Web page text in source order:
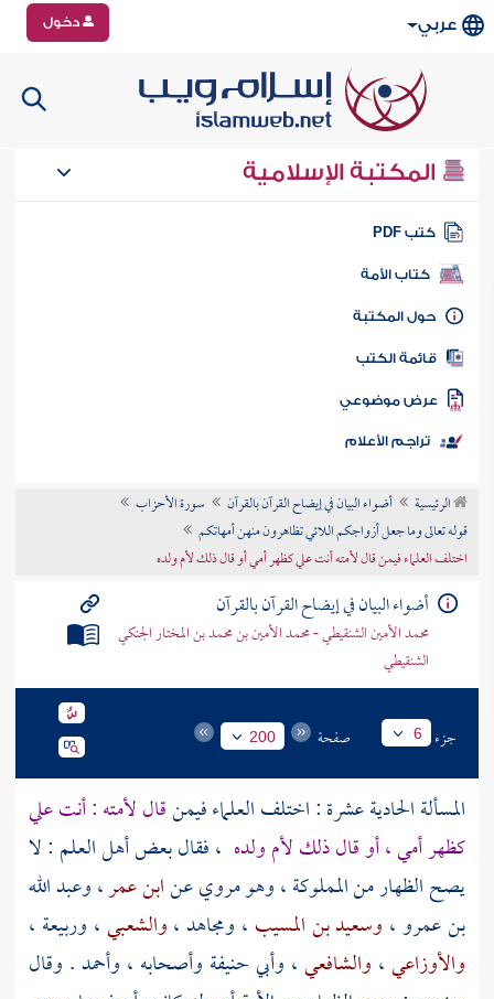
عربي دخول
المكتبة الإسلامية
كتب PDF
كتاب الأمة
المكتبة
الكتب
موضوعي
تراجم الأعلام
الرئيسية أضواء البيان في إيضاح القرآن بالقرآن
سورة الأحزاب
قوله تعالى وما جعل أزواجكم اللائي تظاهرون منهن أمهاتكم
اختلف العلماء فيمن قال لأمته أنت علي كظهر أمي أو قال ذلك لأم ولده
أضواء البيان في إيضاح القرآن بالقرآن
محمد الأمين الشنقيطي - محمد الأمين بن محمد بن المختار الجنكي
الشنقيطي
جزء 6 صفحة 200
المسألة الحادية عشرة : اختلف العلماء فيمنقال لأمته : أنت علي
كظهر أمي ، أو قال ذلك لأم ولده ، فقال بعض أهل العلم : لا
يصح الظهار من المملوكة ، وهو مروي عنابن عمر،وعبد الله
بن عمرو، وسعيد بن المسيب ، ومجاهد ،والشعبي، وربيعة ،
والأوزاعي، والشافعي، وأبي حنيفة وأصحابه ، وأحمد. وقال